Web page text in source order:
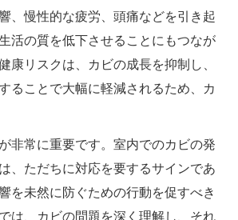
、慢性的な疲労、頭痛などを引き起
活の質を低下させることにもつなが
康リスクは、カビの成長を抑制し、
ることで大幅に軽減されるため、カ
非常に重要です。室内でのカビの発
、ただちに対応を要するサインであ
を未然に防ぐための行動を促すべき
は、カビの問題を深く理解し、それ